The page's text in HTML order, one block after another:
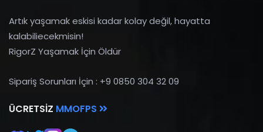
Artık yaşamak eskisi kadar kolay değil, hayatta
kalabiliecekmisin!
RigorZ Yaşamak İçin Öldür
Sipariş Sorunları İçin : +9 0850 304 32 09
ÜCRETSIZ MMOFPS